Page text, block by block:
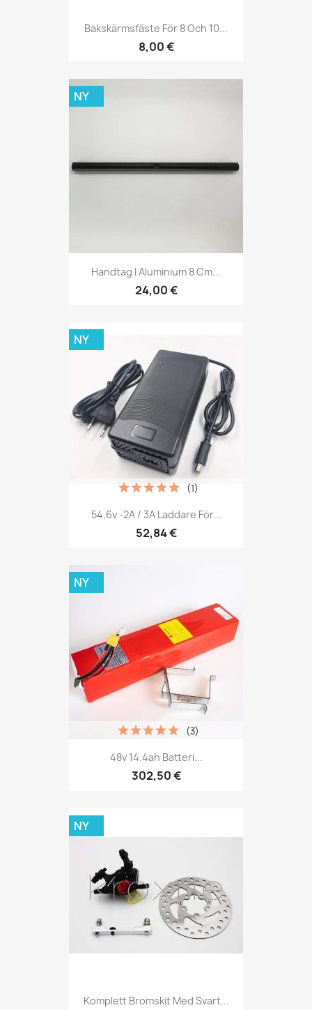
Bakskärmsfäste För 8 Och 10...
8,00 €
Handtag I Aluminium 8 Cm...
24,00 €
NY
54,6v -2A / 3A Laddare För...
52,84 €
(1)
NY
48v 14.4ah Batteri...
302,50 €
(3)
NY
Komplett Bromskit Med Svart...
NY